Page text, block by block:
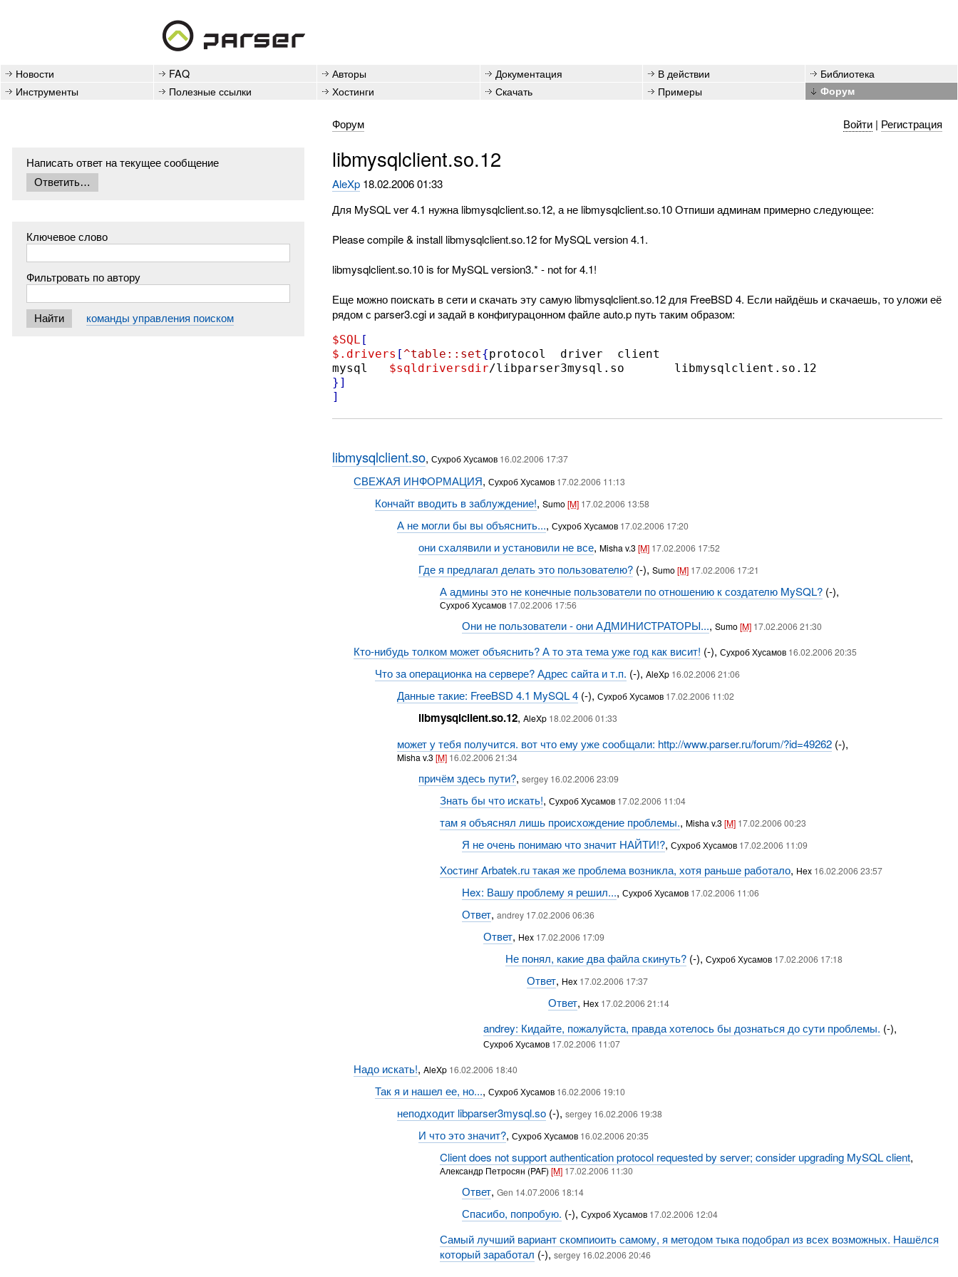
Новости FAQ Авторы Документация В действии
Библиотека
Инструменты
Полезные ссылки Хостинги Скачать Примеры Форум
Форум Войти| Регистрация
Написать ответ на текущее сообщение
Ключевое слово
Фильтровать по автору
команды управления поиском
libmysqlclient.so.12
AleXp 18.02.2006 01:33
Для MySQL ver 4.1 нужна libmysqlclient.so.12, а не libmysqlclient.so.10 Отпиши админам примерно следующее:
Please compile & install libmysqlclient.so.12 for MySQL version 4.1.
libmysqlclient.so.10 is for MySQL version3.* - not for 4.1!
Еще можно поискать в сети и скачать эту самую libmysqlclient.so.12 для FreeBSD 4. Если найдёшь и скачаешь, то уложи её
рядом с parser3.cgi и задай в конфигурацонном файле auto.p путь таким образом:
$SQL [
$.drivers [^table::set{protocol	driver	client
$sqldriversdir
}]
]
libmysqlclient.so, Сухроб Хусамов 16.02.2006 17:37
СВЕЖАЯ ИНФОРМАЦИЯ, Сухроб Хусамов 17.02.2006 11:13
Кончайт вводить в заблуждение!,Sumo[M] 17.02.2006 13:58
А не могли бы вы объяснить..., Сухроб Хусамов 17.02.2006 17:20
они схалявили и установили не все, Misha v.3[M] 17.02.2006 17:52
Где я предлагал делать это пользователю? (-),Sumo[M] 17.02.2006 17:21
А админы это не конечные пользователи по отношению к создателю MySQL? (-),
Сухроб Хусамов 17.02.2006 17:56
Они не пользователи - они АДМИНИСТРАТОРЫ..., Sumo[M] 17.02.2006 21:30
Кто-нибудь толком может объяснить? А то эта тема уже год как висит! (-), Сухроб Хусамов 16.02.2006 20:35
Что за операционка на сервере? Адрес сайта и т.п. (-),AleXp 16.02.2006 21:06
Данные такие: FreeBSD 4.1 MySQL 4(-), Сухроб Хусамов 17.02.2006 11:02
libmysqlclient.so.12,AleXp 18.02.2006 01:33
может у тебя получится. вот что ему уже сообщали: http://www.parser.ru/forum/?id=49262(-),
Misha v.3 [M] 16.02.2006 21:34
причём здесь пути?,sergey 16.02.2006 23:09
Знать бы что искать!,Сухроб Хусамов 17.02.2006 11:04
там я объяснял лишь происхождение проблемы., Misha v.3[M] 17.02.2006 00:23
Я не очень понимаю что значит НАЙТИ!?, Сухроб Хусамов 17.02.2006 11:09
Хостинг Arbatek.ru такая же проблема возникла, хотя раньше работало, Hex 16.02.2006 23:57
Hex: Вашу проблему я решил..., Сухроб Хусамов 17.02.2006 11:06
Ответ, andrey 17.02.2006 06:36
Ответ, Hex 17.02.2006 17:09
Не понял, какие два файла скинуть?(-), Сухроб Хусамов 17.02.2006 17:18
Ответ, Hex 17.02.2006 17:37
Ответ, Hex 17.02.2006 21:14
andrey: Кидайте, пожалуйста, правда хотелось бы дознаться до сути проблемы. (-),
Сухроб Хусамов 17.02.2006 11:07
Надо искать!, AleXp 16.02.2006 18:40
Так я и нашел ее, но...,Сухроб Хусамов 16.02.2006 19:10
неподходит libparser3mysql.so(-), sergey 16.02.2006 19:38
И что это значит?,Сухроб Хусамов 16.02.2006 20:35
Client does not support authentication protocol requested by server; consider upgrading MySQL client,
Александр Петросян (PAF)[M] 17.02.2006 11:30
Ответ, Gen 14.07.2006 18:14
Спасибо, попробую. (-), Сухроб Хусамов 17.02.2006 12:04
Самый лучший вариант скомпиоить самому, я методом тыка подобрал из всех возможных. Нашёлся
который заработал (-),sergey 16.02.2006 20:46